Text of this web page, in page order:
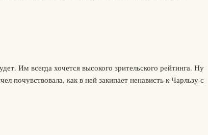
Им всегда хочется высокого зрительского рейтинга. Ну
почувствовала, как в ней закипает ненависть к Чарльзу с